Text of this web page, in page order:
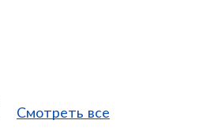
Смотреть все